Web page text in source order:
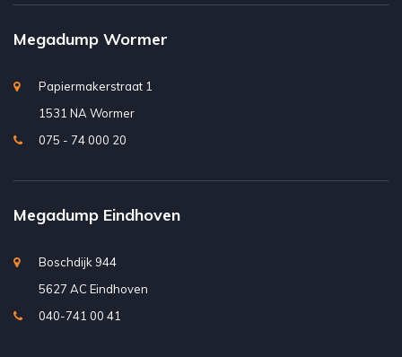
Megadump Wormer
Papiermakerstraat 1
1531 NA Wormer
075 - 74 000 20
Megadump Eindhoven
Boschdijk 944
5627 AC Eindhoven
040-741 00 41